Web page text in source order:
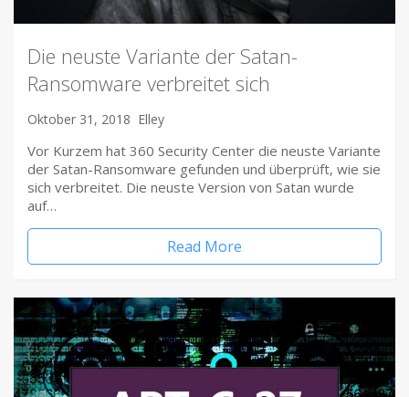
Die neuste Variante der Satan-
Ransomware verbreitet sich
Oktober 31, 2018 Elley
Vor Kurzem hat 360 Security Center die neuste Variante
der Satan-Ransomware gefunden und überprüft, wie sie
sich verbreitet. Die neuste Version von Satan wurde
auf…
Read More